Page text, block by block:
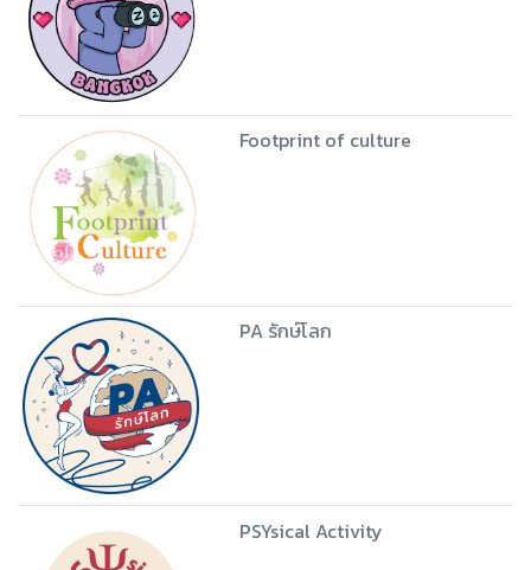
Footprint of culture
PA รักษ์โลก
PSYsical Activity